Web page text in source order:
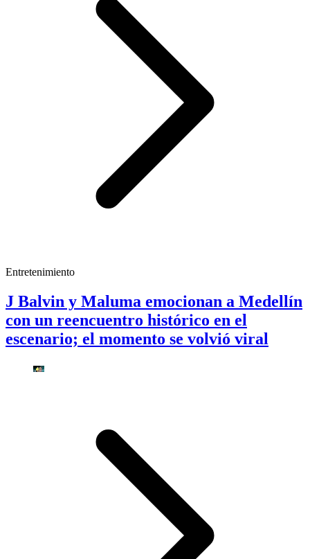
Entretenimiento
J Balvin y Maluma emocionan a Medellín
con un reencuentro histórico en el
escenario; el momento se volvió viral